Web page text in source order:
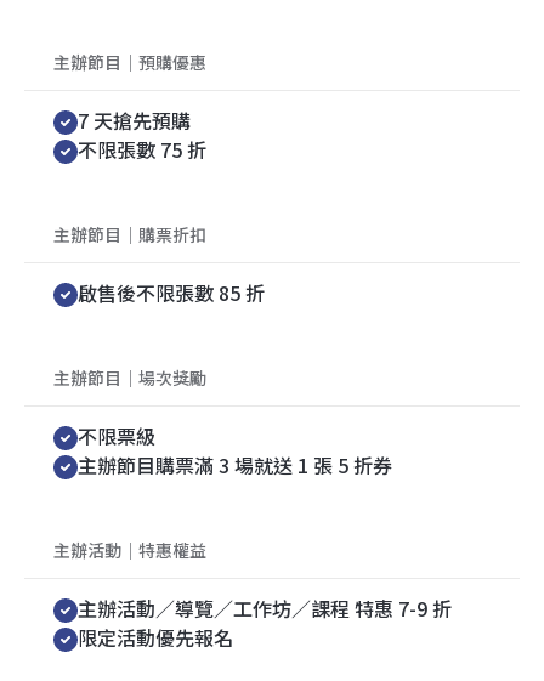
主辦節目｜預購優惠
7 天搶先預購
不限張數 75 折
主辦節目｜購票折扣
啟售後不限張數 85 折
主辦節目｜場次獎勵
不限票級
主辦節目購票滿 3 場就送 1 張 5 折券
主辦活動｜特惠權益
主辦活動／導覽／工作坊／課程 特惠 7-9 折
限定活動優先報名